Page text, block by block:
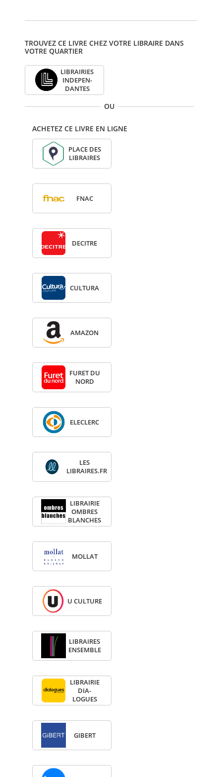
TROUVEZ CE LIVRE CHEZ VOTRE LIBRAIRE DANS
VOTRE QUARTIER
LIBRAI­RIES
INDE­PEN­
DANTES
OU
ACHETEZ CE LIVRE EN LIGNE
PLACE DES
LIBRAIRES
FNAC
DECITRE
CULTURA
AMA­ZON
FURET DU
NORD
ELE­CLERC
LES
LIBRAIRES.FR
LIBRAI­RIE
OMBRES
BLANCHES
MOL­LAT
U CULTURE
LIBRAIRES
ENSEMBLE
LIBRAI­RIE
DIA­
LOGUES
GIBERT